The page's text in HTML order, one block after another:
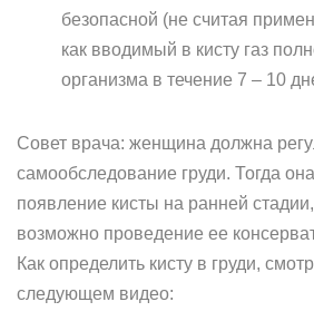
безопасной (не считая
как вводимый в кисту газ
организма в течение 7 – 10
Совет врача: женщина должна
самообследование груди. Тогда
появление кисты на ранней
возможно проведение ее
Как определить кисту в груди,
следующем видео: